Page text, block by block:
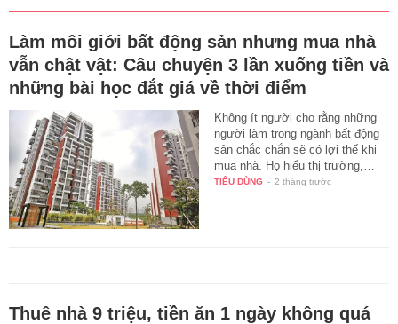
Làm môi giới bất động sản nhưng mua nhà
vẫn chật vật: Câu chuyện 3 lần xuống tiền và
những bài học đắt giá về thời điểm
Không ít người cho rằng những
người làm trong ngành bất động
sản chắc chắn sẽ có lợi thế khi
mua nhà. Họ hiểu thị trường,…
TIÊU DÙNG - 2 tháng trước
Thuê nhà 9 triệu, tiền ăn 1 ngày không quá